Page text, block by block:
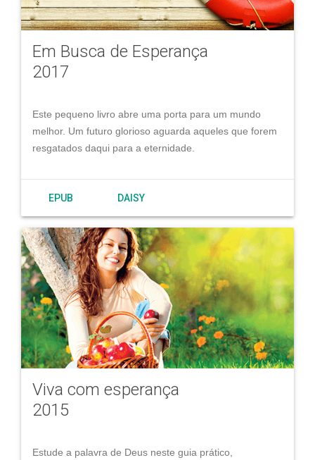
Em Busca de Esperança
2017
Este pequeno livro abre uma porta para um mundo
melhor. Um futuro glorioso aguarda aqueles que forem
resgatados daqui para a eternidade.
EPUB DAISY
Viva com esperança
2015
Estude a palavra de Deus neste guia prático,